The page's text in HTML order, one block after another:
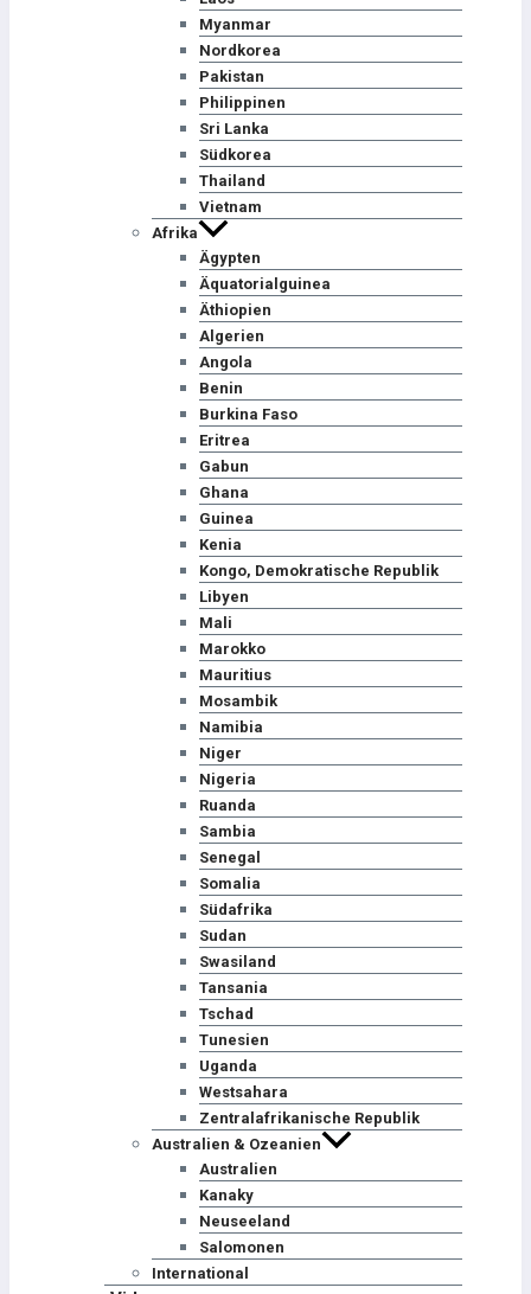
Myanmar
Nordkorea
Pakistan
Philippinen
Sri Lanka
Südkorea
Thailand
Vietnam
Afrika
Ägypten
Äquatorialguinea
Äthiopien
Algerien
Angola
Benin
Burkina Faso
Eritrea
Gabun
Ghana
Guinea
Kenia
Kongo, Demokratische Republik
Libyen
Mali
Marokko
Mauritius
Mosambik
Namibia
Niger
Nigeria
Ruanda
Sambia
Senegal
Somalia
Südafrika
Sudan
Swasiland
Tansania
Tschad
Tunesien
Uganda
Westsahara
Zentralafrikanische Republik
Australien & Ozeanien
Australien
Kanaky
Neuseeland
Salomonen
International